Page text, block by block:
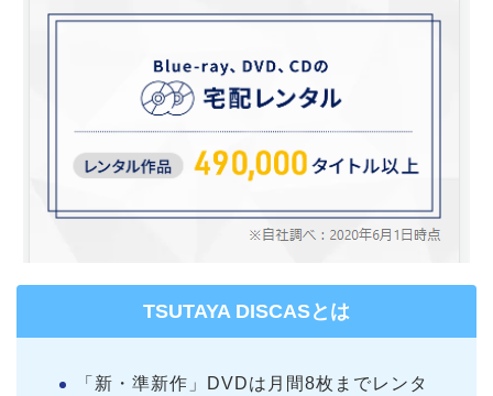
TSUTAYA DISCASとは
「新・準新作」DVDは月間8枚までレンタ